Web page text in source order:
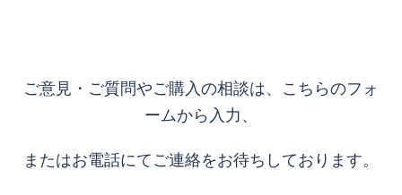
ご意見・ご質問やご購入の相談は、こちらのフォ
ームから入力、
またはお電話にてご連絡をお待ちしております。